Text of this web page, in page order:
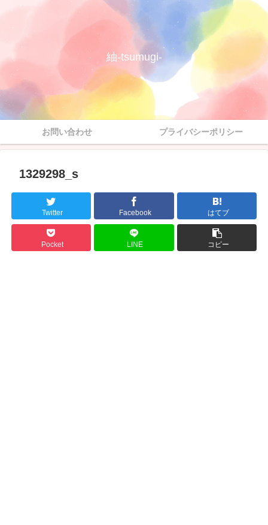
紬-tsumugi-
お問い合わせ プライバシーポリシー
1329298_s
Twitter Facebook はてブ
Pocket LINE コピー